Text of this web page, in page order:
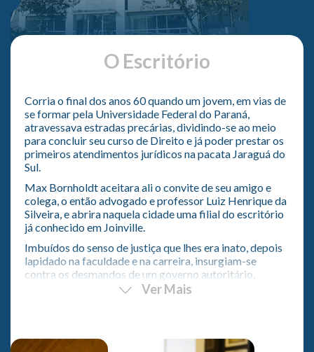
O Escritório
Corria o final dos anos 60 quando um jovem, em vias de
se formar pela Universidade Federal do Paraná,
atravessava estradas precárias, dividindo-se ao meio
para concluir seu curso de Direito e já poder prestar os
primeiros atendimentos jurídicos na pacata Jaraguá do
Sul.
Max Bornholdt aceitara ali o convite de seu amigo e
colega, o então advogado e professor Luiz Henrique da
Silveira, e abrira naquela cidade uma filial do escritório
já conhecido em Joinville.
Imbuídos do senso de justiça que lhes era inato, depois
lapidado na faculdade e na carreira, insurgiam-se
contra os desmandos de um governo autoritário,
lutando pelos direitos dos indivíduos e das empresas,
mais de vinte anos, sempre com um ou dois sócios,
Ver Mais